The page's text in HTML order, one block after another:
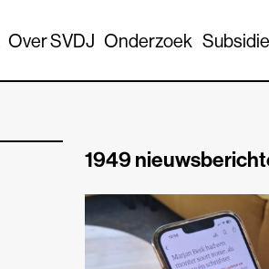
Over SVDJ Onderzoek
1949